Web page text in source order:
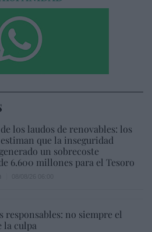
los laudos de renovables: los
que la inseguridad
un sobrecoste
6.600 millones para el Tesoro
responsables: no siempre el
la culpa